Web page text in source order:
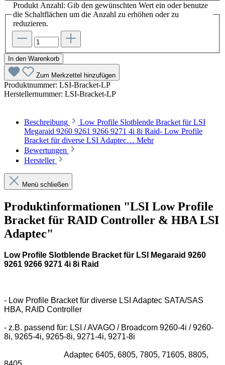
Produkt Anzahl: Gib den gewünschten Wert ein oder benutze
die Schaltflächen um die Anzahl zu erhöhen oder zu
reduzieren.
In den Warenkorb
Zum Merkzettel hinzufügen
Produktnummer: LSI-Bracket-LP
Herstellernummer: LSI-Bracket-LP
Beschreibung
Low Profile Slotblende Bracket für LSI
Megaraid 9260 9261 9266 9271 4i 8i Raid- Low Profile
Bracket für diverse LSI Adaptec… Mehr
Bewertungen
Hersteller
Menü schließen
Produktinformationen "LSI Low Profile
Bracket für RAID Controller & HBA LSI
Adaptec"
Low Profile Slotblende Bracket für LSI Megaraid 9260
9261 9266 9271 4i 8i Raid
- Low Profile Bracket für diverse LSI Adaptec SATA/SAS
HBA, RAID Controller
- z.B. passend für: LSI / AVAGO / Broadcom 9260-4i / 9260-
8i, 9265-4i, 9265-8i, 9271-4i, 9271-8i
Adaptec 6405, 6805, 7805, 71605, 8805,